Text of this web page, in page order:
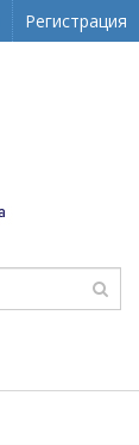
Регистрация